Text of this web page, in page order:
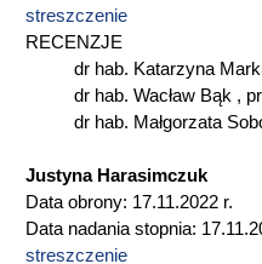
streszczenie
RECENZJE
dr hab. Katarzyna
dr hab. Wacław Bąk ,
dr hab. Małgorzata
Justyna Harasimczuk
Data obrony: 17.11.2022 r.
Data nadania stopnia:
streszczenie